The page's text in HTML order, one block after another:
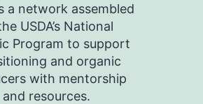
a network assembled
USDA’s National
Program to support
and organic
with mentorship
and resources.